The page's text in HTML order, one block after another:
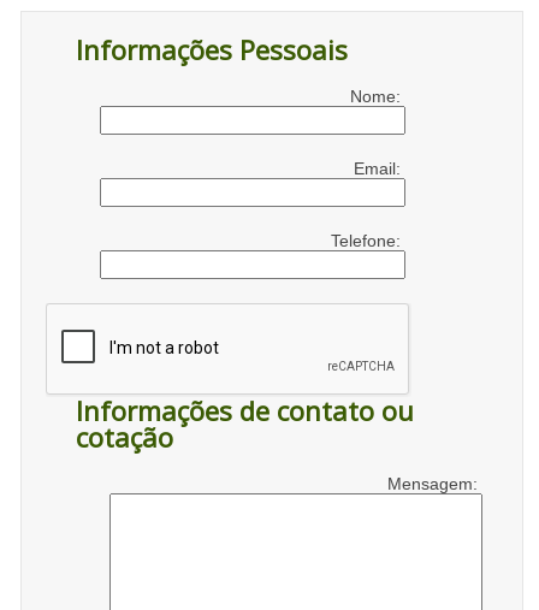
Informações Pessoais
Nome:
Email:
Telefone:
Informações de contato ou
cotação
Mensagem: